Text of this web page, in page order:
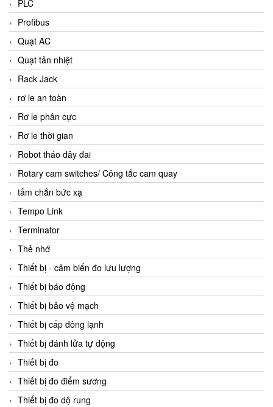
PLC
Profibus
Quạt AC
Quạt tản nhiệt
Rack Jack
rơ le an toàn
Rơ le phân cực
Rơ le thời gian
Robot tháo dây đai
Rotary cam switches/ Công tắc cam quay
tấm chắn bức xạ
Tempo Link
Terminator
Thẻ nhớ
Thiết bị - cảm biến đo lưu lượng
Thiết bị báo động
Thiết bị bảo vệ mạch
Thiết bị cấp đông lạnh
Thiết bị đánh lửa tự động
Thiết bị đo
Thiết bị đo điểm sương
Thiết bị đo dộ rung